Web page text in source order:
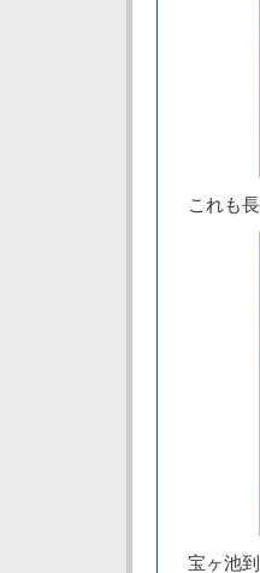
これも長
宝ヶ池到